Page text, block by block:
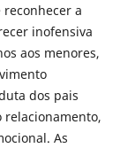
a
inofensiva
aos menores,
dos pais
relacionamento,
As